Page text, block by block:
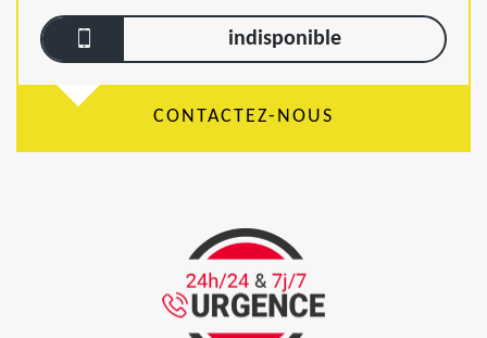
indisponible
CONTACTEZ-NOUS